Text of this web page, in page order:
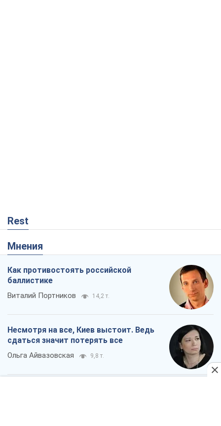
Rest
Мнения
Как противостоять российской
баллистике
Виталий Портников 14,2 т.
Несмотря на все, Киев выстоит. Ведь
сдаться значит потерять все
Ольга Айвазовская 9,8 т.